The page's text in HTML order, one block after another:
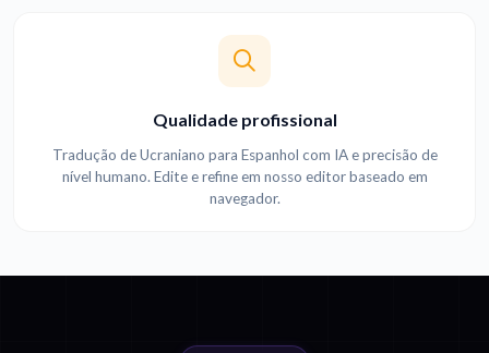
Qualidade profissional
Tradução de Ucraniano para Espanhol com IA e precisão de
nível humano. Edite e refine em nosso editor baseado em
navegador.